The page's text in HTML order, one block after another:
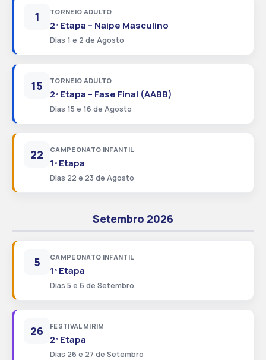
1 TORNEIO ADULTO
2ª Etapa – Naipe Masculino
Dias 1 e 2 de Agosto
15 TORNEIO ADULTO
2ª Etapa – Fase Final (AABB)
Dias 15 e 16 de Agosto
22 CAMPEONATO INFANTIL
1ª Etapa
Dias 22 e 23 de Agosto
Setembro 2026
5 CAMPEONATO INFANTIL
1ª Etapa
Dias 5 e 6 de Setembro
26 FESTIVAL MIRIM
2ª Etapa
Dias 26 e 27 de Setembro